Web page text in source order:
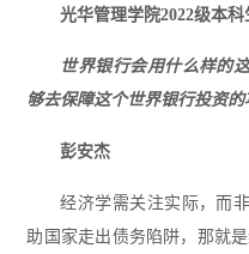
光华管理学院2022级本
世界银行会用什么样的
够去保障这个世界银行投资的
彭安杰
经济学需关注实际，而
助国家走出债务陷阱，那就